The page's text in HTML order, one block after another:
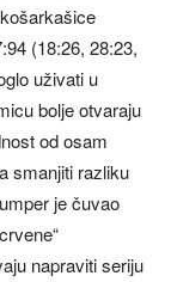
(18:26, 28:23,
uživati u
bolje otvaraju
od osam
smanjiti razliku
je čuvao
napraviti seriju